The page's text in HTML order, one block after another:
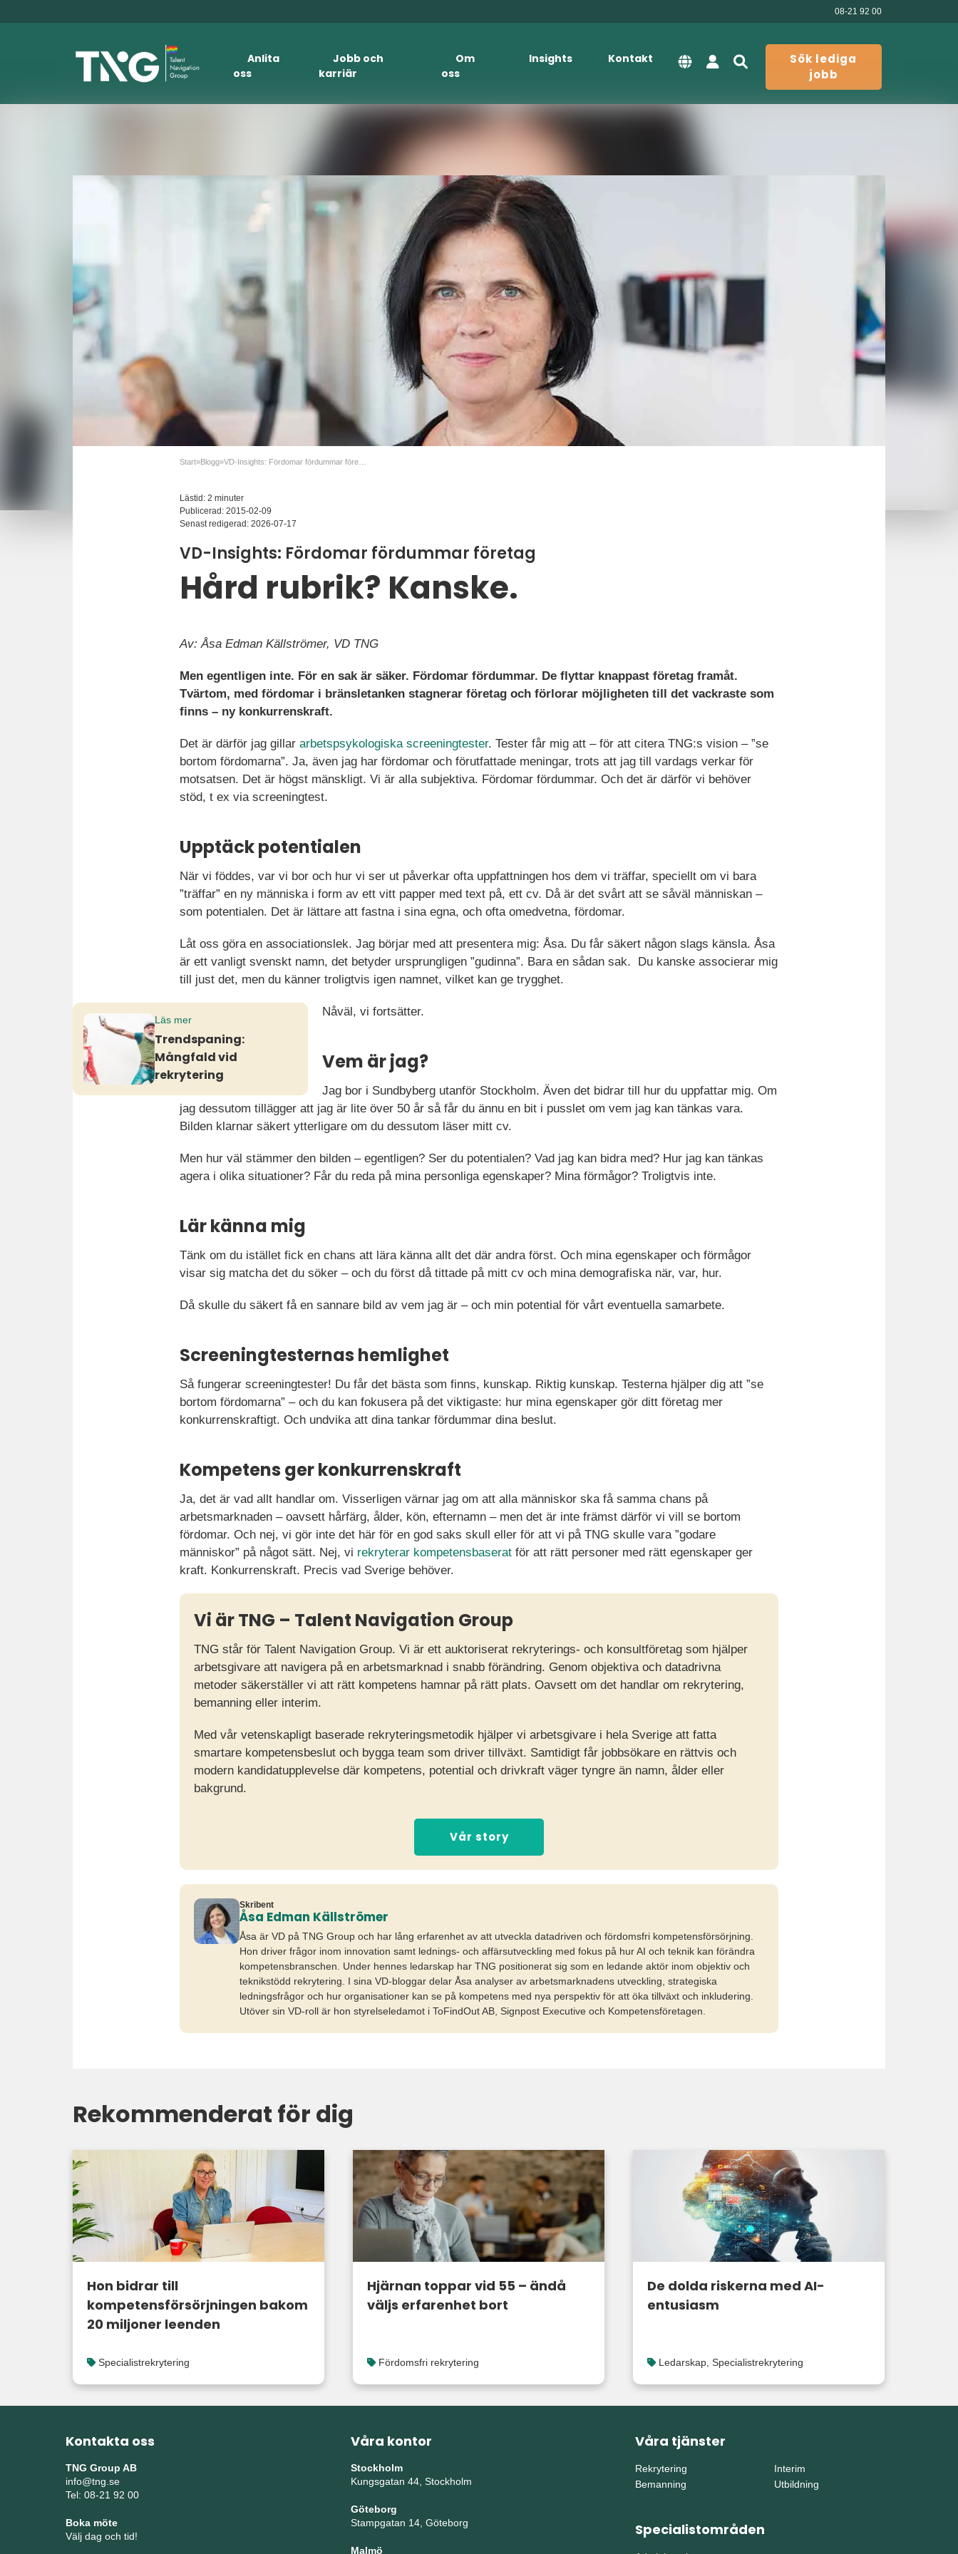
08-21 92 00
Anlita
oss
Jobb och
karriär
Om
oss
Insights Kontakt
Sök lediga
jobb
Start»Blogg»
Lästid: 2 minuter
Publicerad: 2015-02-09
Senast redigerad: 2026-07-17
VD-Insights: Fördomar fördummar företag
Hård rubrik? Kanske.
Av: Åsa Edman Källströmer, VD TNG
Men egentligen inte. För en sak är säker. Fördomar fördummar. De flyttar knappast företag framåt.
Tvärtom, med fördomar i bränsletanken stagnerar företag och förlorar möjligheten till det vackraste som
finns – ny konkurrenskraft.
Det är därför jag gillar arbetspsykologiska screeningtester. Tester får mig att – för att citera TNG:s vision – ”se
bortom fördomarna”. Ja, även jag har fördomar och förutfattade meningar, trots att jag till vardags verkar för
motsatsen. Det är högst mänskligt. Vi är alla subjektiva. Fördomar fördummar. Och det är därför vi behöver
stöd, t ex via screeningtest.
Upptäck potentialen
När vi föddes, var vi bor och hur vi ser ut påverkar ofta uppfattningen hos dem vi träffar, speciellt om vi bara
”träffar” en ny människa i form av ett vitt papper med text på, ett cv. Då är det svårt att se såväl människan –
som potentialen. Det är lättare att fastna i sina egna, och ofta omedvetna, fördomar.
Låt oss göra en associationslek. Jag börjar med att presentera mig: Åsa. Du får säkert någon slags känsla. Åsa
är ett vanligt svenskt namn, det betyder ursprungligen ”gudinna”. Bara en sådan sak. Du kanske associerar mig
till just det, men du känner troligtvis igen namnet, vilket kan ge trygghet.
Läs mer
Trendspaning:
Mångfald vid
rekrytering
Nåväl, vi fortsätter.
Vem är jag?
Jag bor i Sundbyberg utanför Stockholm. Även det bidrar till hur du uppfattar mig. Om
jag dessutom tillägger att jag är lite över 50 år så får du ännu en bit i pusslet om vem jag kan tänkas vara.
Bilden klarnar säkert ytterligare om du dessutom läser mitt cv.
Men hur väl stämmer den bilden – egentligen? Ser du potentialen? Vad jag kan bidra med? Hur jag kan tänkas
agera i olika situationer? Får du reda på mina personliga egenskaper? Mina förmågor? Troligtvis inte.
Lär känna mig
Tänk om du istället fick en chans att lära känna allt det där andra först. Och mina egenskaper och förmågor
visar sig matcha det du söker – och du först då tittade på mitt cv och mina demografiska när, var, hur.
Då skulle du säkert få en sannare bild av vem jag är – och min potential för vårt eventuella samarbete.
Screeningtesternas hemlighet
Så fungerar screeningtester! Du får det bästa som finns, kunskap. Riktig kunskap. Testerna hjälper dig att ”se
bortom fördomarna” – och du kan fokusera på det viktigaste: hur mina egenskaper gör ditt företag mer
konkurrenskraftigt. Och undvika att dina tankar fördummar dina beslut.
Kompetens ger konkurrenskraft
Ja, det är vad allt handlar om. Visserligen värnar jag om att alla människor ska få samma chans på
arbetsmarknaden – oavsett hårfärg, ålder, kön, efternamn – men det är inte främst därför vi vill se bortom
fördomar. Och nej, vi gör inte det här för en god saks skull eller för att vi på TNG skulle vara ”godare
människor” på något sätt. Nej, vi rekryterar kompetensbaserat för att rätt personer med rätt egenskaper ger
kraft. Konkurrenskraft. Precis vad Sverige behöver.
Vi är TNG – Talent Navigation Group
TNG står för Talent Navigation Group. Vi är ett auktoriserat rekryterings- och konsultföretag som hjälper
arbetsgivare att navigera på en arbetsmarknad i snabb förändring. Genom objektiva och datadrivna
metoder säkerställer vi att rätt kompetens hamnar på rätt plats. Oavsett om det handlar om rekrytering,
bemanning eller interim.
Med vår vetenskapligt baserade rekryteringsmetodik hjälper vi arbetsgivare i hela Sverige att fatta
smartare kompetensbeslut och bygga team som driver tillväxt. Samtidigt får jobbsökare en rättvis och
modern kandidatupplevelse där kompetens, potential och drivkraft väger tyngre än namn, ålder eller
bakgrund.
Vår story
Skribent
Åsa Edman Källströmer
Åsa är VD på TNG Group och har lång erfarenhet av att utveckla datadriven och fördomsfri kompetensförsörjning.
Hon driver frågor inom innovation samt lednings- och affärsutveckling med fokus på hur AI och teknik kan förändra
kompetensbranschen. Under hennes ledarskap har TNG positionerat sig som en ledande aktör inom objektiv och
teknikstödd rekrytering. I sina VD-bloggar delar Åsa analyser av arbetsmarknadens utveckling, strategiska
ledningsfrågor och hur organisationer kan se på kompetens med nya perspektiv för att öka tillväxt och inkludering.
Utöver sin VD-roll är hon styrelseledamot i ToFindOut AB, Signpost Executive och Kompetensföretagen.
Rekommenderat för dig
Hon bidrar till
kompetensförsörjningen bakom
20 miljoner leenden
Specialistrekrytering
Hjärnan toppar vid 55 – ändå
väljs erfarenhet bort
Fördomsfri rekrytering
De dolda riskerna med AI-
entusiasm
Ledarskap, Specialistrekrytering
Kontakta oss
TNG Group AB
info@tng.se
Tel: 08-21 92 00
Boka möte
Välj dag och tid!
Våra kontor
Stockholm
Kungsgatan 44, Stockholm
Göteborg
Stampgatan 14, Göteborg
Malmö
Våra tjänster
Rekrytering
Bemanning
Interim
Utbildning
Specialistområden